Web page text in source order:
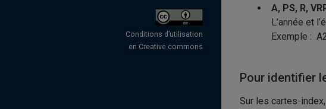
Conditions d’utilisation
en Creative commons
A, PS, R,
L’année et
Exemple :
Pour identifier
Sur les cartes-